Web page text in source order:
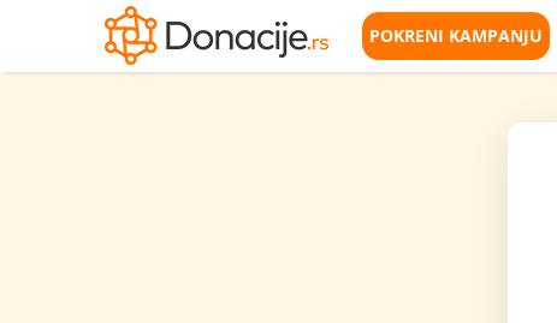
POKRENI KAMPANJU